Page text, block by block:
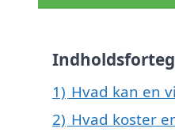
1) Hvad kan en
2) Hvad koster